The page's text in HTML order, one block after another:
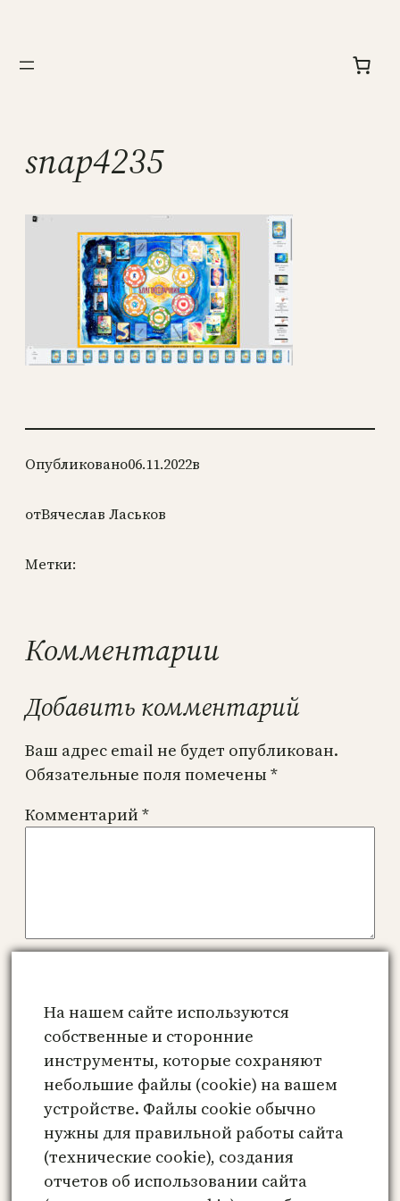
содержимому
snap4235
Опубликовано06.11.2022в
отВячеслав Ласьков
Метки:
Комментарии
Добавить комментарий
Ваш адрес email не будет опубликован.
Обязательные поля помечены *
Комментарий *
Email*
Сайт
Сохранить моё имя, email и адрес сайта
в этом браузере для последующих моих
На нашем сайте используются
собственные и сторонние
инструменты, которые сохраняют
небольшие файлы (cookie) на вашем
устройстве. Файлы cookie обычно
нужны для правильной работы сайта
(технические cookie), создания
отчетов об использовании сайта